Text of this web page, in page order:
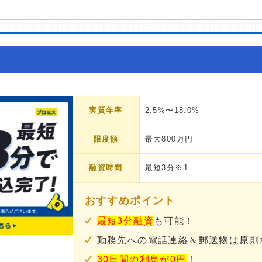
実質年率 2.5%〜18.0%
限度額 最大800万円
融資時間 最短3分※1
おすすめポイント
最短3分融資 も可能！
勤務先への電話連絡＆郵送物は原則
30日間の利息が0円
！